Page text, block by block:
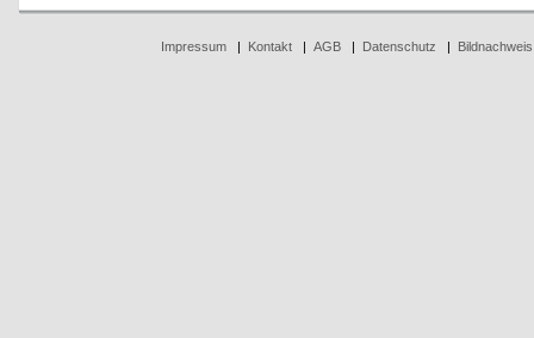
Impressum| Kontakt| AGB| Datenschutz | Bildnachweis